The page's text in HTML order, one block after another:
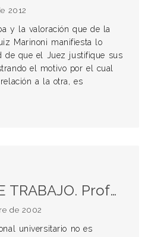
2012
y la valoración que de la
Marinoni manifiesta lo
de que el Juez justifique sus
el motivo por el cual
a la otra, es
Profesionales. Relación de dependencia.
de 2002
universitario no es